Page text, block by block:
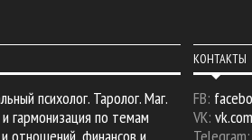
психолог. Таролог. Маг.
и гармонизация по темам
КОНТАКТЫ
FB:
VK: